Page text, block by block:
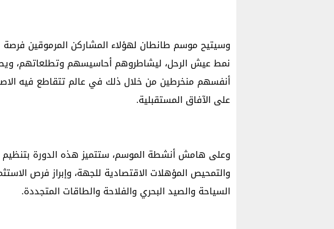
وسيتيح موسم طانطان لهؤلاء المشاركن المرموقين
نمط عيش الرحل، ليشاطروهم أحاسيسهم وتطلعاتهم،
أنفسهم منخرطين من خلال ذلك في عالم تتقاطع فيه
على الآفاق المستقبلية.
وعلى هامش أنشطة الموسم، ستتميز هذه الدورة بتنظيم
والتمحيص المؤهلات الاقتصادية للجهة، وإبراز فرص
السياحة والصيد البحري والفلاحة والطاقات المتجددة.